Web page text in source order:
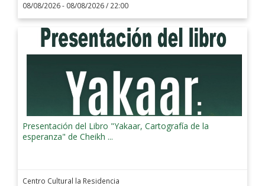
08/08/2026 - 08/08/2026/ 22:00
Presentación del Libro "Yakaar, Cartografía de la
esperanza" de Cheikh ...
Centro Cultural la Residencia